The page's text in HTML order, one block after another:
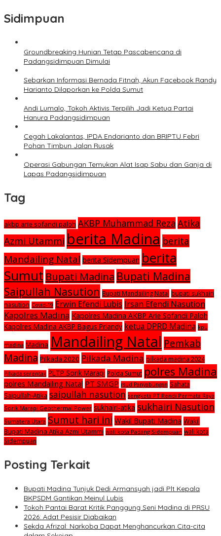
Sidimpuan
Groundbreaking Hunian Tetap Pascabencana di
Padangsidimpuan Dimulai
Sebarkan Informasi Bernada Fitnah, Akun Facebook Randy
Harianto Dilaporkan ke Polda Sumut
Andi Lumalo, Tokoh Aktivis Terpilih Jadi Ketua Partai
Hanura Padangsidimpuan
Cegah Lakalantas, IPDA Endarianto dan BRIPTU Febri
Pohan Timbun Jalan Rusak
Operasi Gabungan Temukan Alat Isap Sabu dan Ganja di
Lapas Padangsidimpuan
Tag
akbp arie sofandi paloh AKBP Muhammad Reza Atika
Azmi Utammi berita Madina berita
Mandailing Natal berita Sidempuan berita
Sumut Bupati Madina Bupati Madina
Saipullah Nasution Bupati Mandailing Natal bupati sukhairi
nasution Covid-19 Erwin Efendi Lubis Irsan Efendi Nasution
Kapolres Madina Kapolres Madina AKBP Arie Sofandi Paloh
Kapolres Madina AKBP Bagus Priandy ketua DPRD Madina kpu
madina Madina Mandailing Natal Pemkab
Madina Pilkada 2020 Pilkada Madina pilkada madina 2024
Pilkada serentak PLTP Sorik Marapi Polda Sumut polres Madina
polres Mandailing Natal PT SMGP rsud Panyabungan Sahata
Saipullah-Atika saipullah nasution sengketa PT Rendi Permata Raya
Sorik Marapi Geothermal Power sukhairi-atika sukhairi Nasution
Sumatera Utara Sumut hari ini Wakil Bupati Madina Wakil
Bupati Madina Atika Azmi Utammi wali kota Padang Sidempuan wali kota
Sidempuan
Posting Terkait
Bupati Madina Tunjuk Dedi Armansyah jadi Plt Kepala
BKPSDM Gantikan Meinul Lubis
Tokoh Pantai Barat Kritik Panggung Seni Madina di PRSU
2026: Adat Pesisir Diabaikan
Sekda Afrizal: Narkoba Dapat Menghancurkan Cita-cita